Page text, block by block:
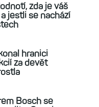
zda je váš
jestli se nachází
hranici
za devět
Bosch se